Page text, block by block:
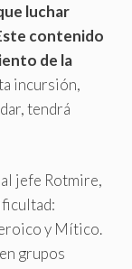
luchar
contenido
de la
incursión,
tendrá
jefe Rotmire,
y Mítico.
grupos